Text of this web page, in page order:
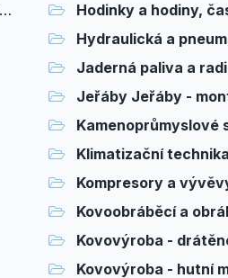
Hodinky a hodiny,
Hydraulická a
Jaderná paliva a
Jeřáby Jeřáby -
Kamenoprůmyslové
Klimatizační technika
Kompresory a
Kovoobráběcí a
Kovovýroba -
Kovovýroba - hutní